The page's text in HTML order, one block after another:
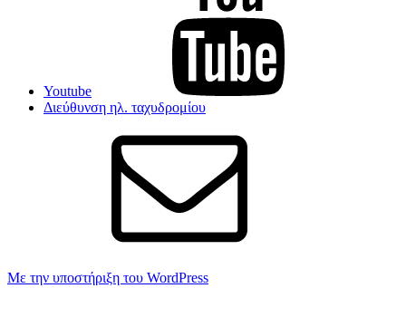
Youtube
Διεύθυνση ηλ. ταχυδρομίου
Με την υποστήριξη του WordPress